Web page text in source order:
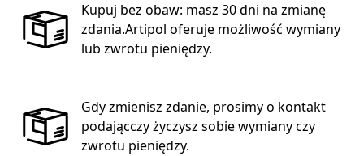
Kupuj bez obaw: masz 30 dni na zmianę
zdania.Artipol oferuje możliwość wymiany
lub zwrotu pieniędzy.
Gdy zmienisz zdanie, prosimy o kontakt
podającczy życzysz sobie wymiany czy
zwrotu pieniędzy.